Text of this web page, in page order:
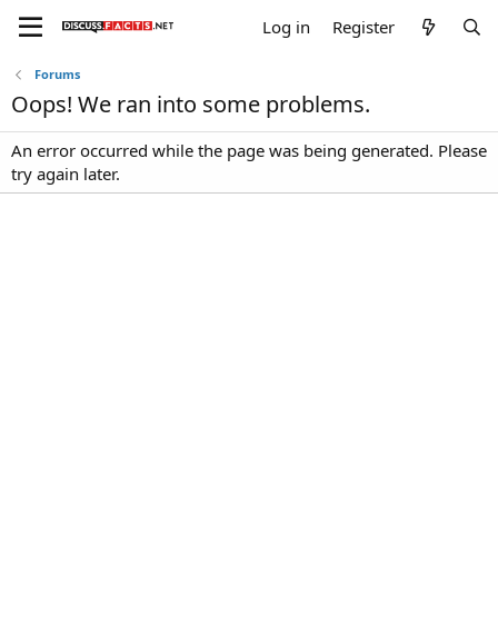
Log in Register
Forums
Oops! We ran into some problems.
An error occurred while the page was being generated. Please
try again later.